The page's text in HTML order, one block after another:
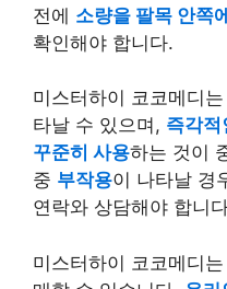
전에 소량을 팔목 안쪽
확인해야 합니다.
미스터하이 코코메디는
타날 수 있으며, 즉각적
꾸준히 사용하는 것이
중 부작용이 나타날 경
연락와 상담해야 합니
미스터하이 코코메디는